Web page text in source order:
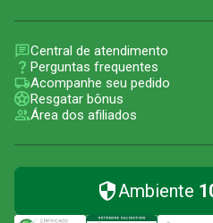
Central de atendimento
Perguntas frequentes
Acompanhe seu pedido
Resgatar bônus
Área dos afiliados
Ambiente